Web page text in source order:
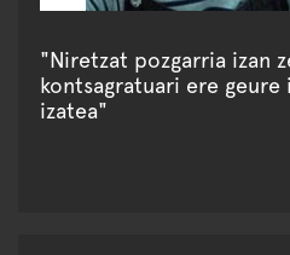
"Niretzat pozgarria izan
kontsagratuari ere geure
izatea"